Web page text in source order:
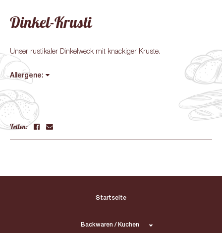
Dinkel-Krusti
Unser rustikaler Dinkelweck mit knackiger Kruste.
Allergene:
Teilen:
Startseite
Backwaren / Kuchen